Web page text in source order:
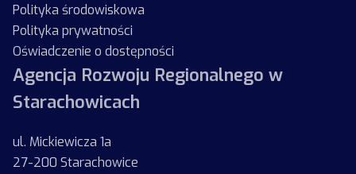
Polityka środowiskowa
Polityka prywatności
Oświadczenie o dostępności
Agencja Rozwoju Regionalnego w
Starachowicach
ul. Mickiewicza 1a
27-200 Starachowice